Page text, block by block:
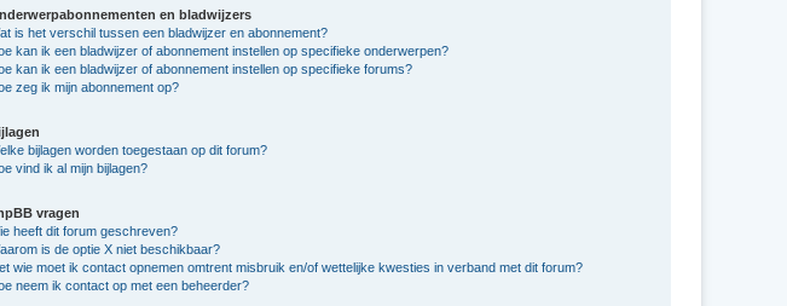
en bladwijzers
is het verschil tussen een bladwijzer en abonnement?
kan ik een bladwijzer of abonnement instellen op specifieke onderwerpen?
kan ik een bladwijzer of abonnement instellen op specifieke forums?
zeg ik mijn abonnement op?
bijlagen worden toegestaan op dit forum?
vind ik al mijn bijlagen?
vragen
heeft dit forum geschreven?
is de optie X niet beschikbaar?
wie moet ik contact opnemen omtrent misbruik en/of wettelijke kwesties in verband met dit forum?
neem ik contact op met een beheerder?